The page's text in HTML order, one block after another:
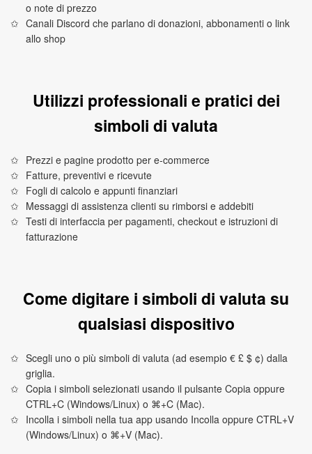
o note di prezzo
Canali Discord che parlano di donazioni, abbonamenti o link
allo shop
Utilizzi professionali e pratici dei
simboli di valuta
Prezzi e pagine prodotto per e‑commerce
Fatture, preventivi e ricevute
Fogli di calcolo e appunti finanziari
Messaggi di assistenza clienti su rimborsi e addebiti
Testi di interfaccia per pagamenti, checkout e istruzioni di
fatturazione
Come digitare i simboli di valuta su
qualsiasi dispositivo
Scegli uno o più simboli di valuta (ad esempio € £ $ ¢) dalla
griglia.
Copia i simboli selezionati usando il pulsante Copia oppure
CTRL+C (Windows/Linux) o ⌘+C (Mac).
Incolla i simboli nella tua app usando Incolla oppure CTRL+V
(Windows/Linux) o ⌘+V (Mac).